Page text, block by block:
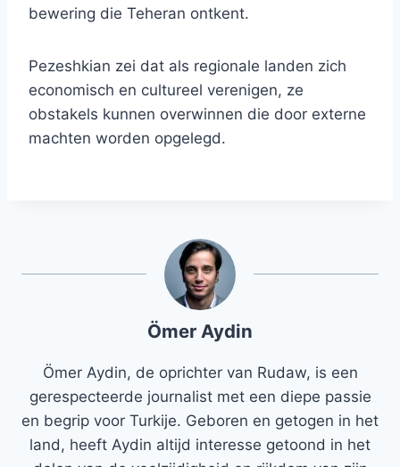
bewering die Teheran ontkent.
Pezeshkian zei dat als regionale landen zich
economisch en cultureel verenigen, ze
obstakels kunnen overwinnen die door externe
machten worden opgelegd.
Ömer Aydin
Ömer Aydin, de oprichter van Rudaw, is een
gerespecteerde journalist met een diepe passie
en begrip voor Turkije. Geboren en getogen in het
land, heeft Aydin altijd interesse getoond in het